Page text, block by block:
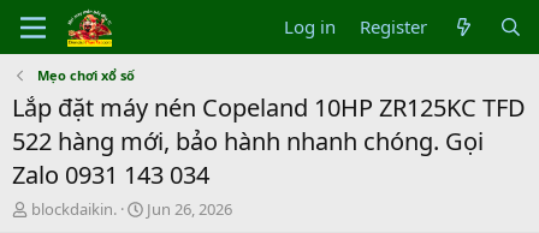
Log in Register
Mẹo chơi xổ số
Lắp đặt máy nén Copeland 10HP ZR125KC TFD
522 hàng mới, bảo hành nhanh chóng. Gọi
Zalo 0931 143 034
T
blockdaikin.
S
Jun 26, 2026